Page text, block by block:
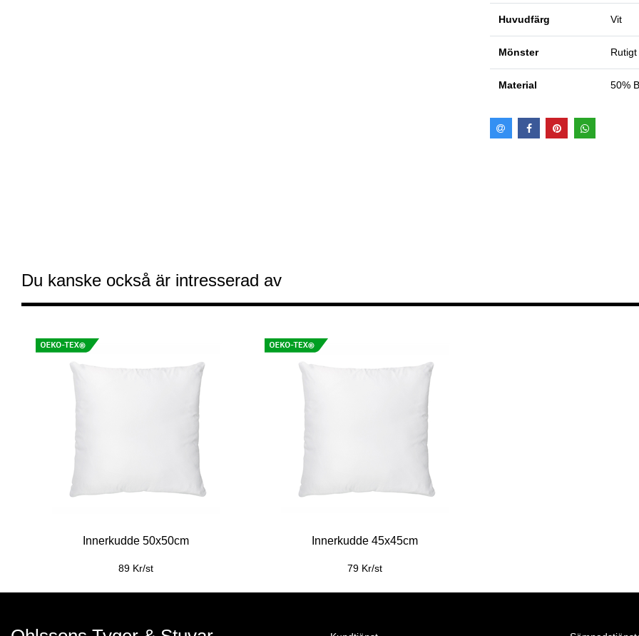
Huvudfärg Vit
Mönster Rutigt
Material 50%
Du kanske också är intresserad av
Innerkudde 50x50cm
89 Kr/st
Innerkudde 45x45cm
79 Kr/st